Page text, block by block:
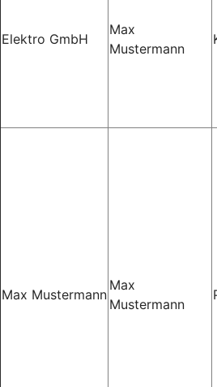
Elektro GmbH
Max
Mustermann
Max Mustermann
Max
Mustermann